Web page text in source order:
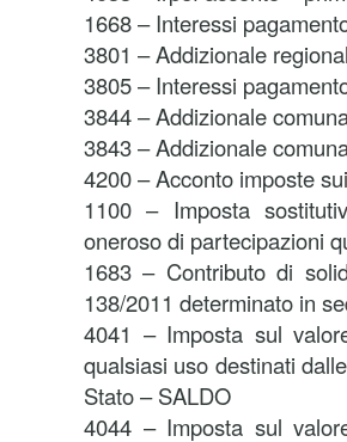
1668 – Interessi
3801 – Addizionale
3805 – Interessi
3844 – Addizionale
3843 – Addizionale
4200 – Acconto imposte
1100 – Imposta
oneroso di partecipazioni
1683 – Contributo di
138/2011 determinato in
4041 – Imposta sul
qualsiasi uso destinati
Stato – SALDO
4044 – Imposta sul